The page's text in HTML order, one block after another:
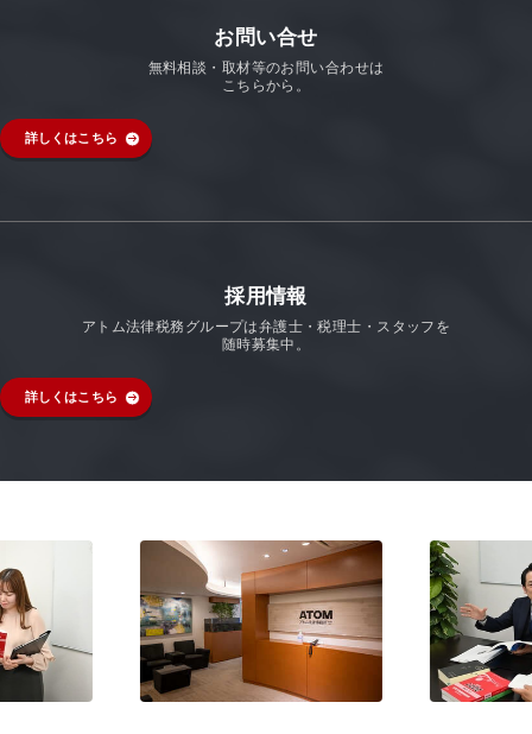
お問い合せ
無料相談・取材等のお問い合わせは
こちらから。
詳しくはこちら
採用情報
アトム法律税務グループは弁護士・税理士・スタッフを
随時募集中。
詳しくはこちら